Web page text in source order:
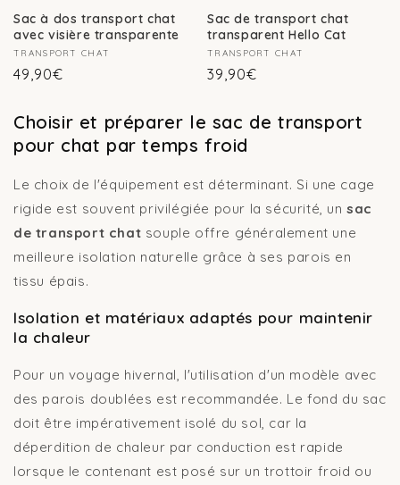
Sac à dos transport chat
avec visière transparente
Fournisseur :
TRANSPORT CHAT
Prix
49,90€
Sac de transport chat
transparent Hello Cat
Fournisseur :
TRANSPORT CHAT
Prix
39,90€
Choisir et préparer le sac de transport
pour chat par temps froid
Le choix de l'équipement est déterminant. Si une cage
rigide est souvent privilégiée pour la sécurité, unsac
de transport chat souple offre généralement une
meilleure isolation naturelle grâce à ses parois en
tissu épais.
Isolation et matériaux adaptés pour maintenir
la chaleur
Pour un voyage hivernal, l'utilisation d'un modèle avec
des parois doublées est recommandée. Le fond du sac
doit être impérativement isolé du sol, car la
déperdition de chaleur par conduction est rapide
lorsque le contenant est posé sur un trottoir froid ou